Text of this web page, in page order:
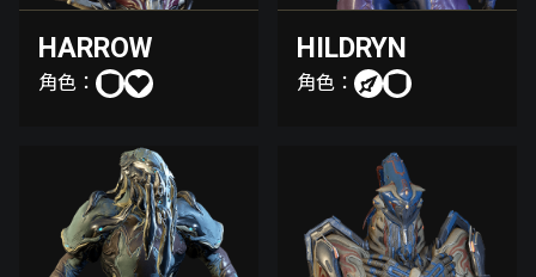
HARROW
角色：
HILDRYN
角色：